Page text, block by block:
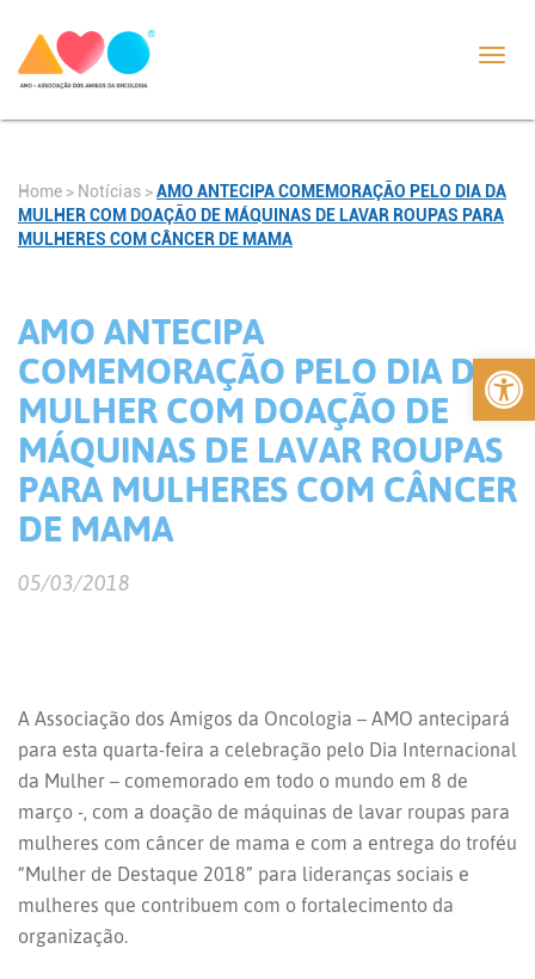
Abrir
Home > Notícias >AMO ANTECIPA COMEMORAÇÃO PELO DIA DA
MULHER COM DOAÇÃO DE MÁQUINAS DE LAVAR ROUPAS PARA
MULHERES COM CÂNCER DE MAMA
AMO ANTECIPA
COMEMORAÇÃO PELO DIA DA
MULHER COM DOAÇÃO DE
MÁQUINAS DE LAVAR ROUPAS
PARA MULHERES COM CÂNCER
DE MAMA
05/03/2018
A Associação dos Amigos da Oncologia – AMO antecipará
para esta quarta-feira a celebração pelo Dia Internacional
da Mulher – comemorado em todo o mundo em 8 de
março -, com a doação de máquinas de lavar roupas para
mulheres com câncer de mama e com a entrega do troféu
“Mulher de Destaque 2018” para lideranças sociais e
mulheres que contribuem com o fortalecimento da
organização.